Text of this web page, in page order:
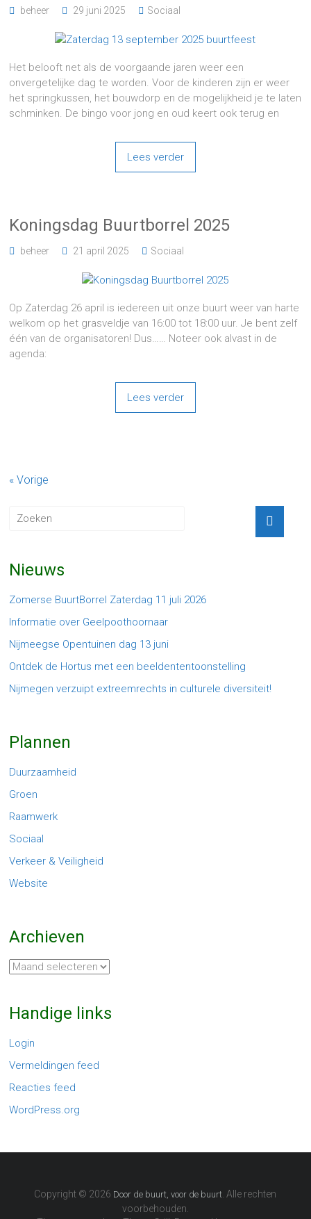
beheer 29 juni 2025 Sociaal
Het belooft net als de voorgaande jaren weer een
onvergetelijke dag te worden. Voor de kinderen zijn er weer
het springkussen, het bouwdorp en de mogelijkheid je te laten
schminken. De bingo voor jong en oud keert ook terug en
Lees verder
Koningsdag Buurtborrel 2025
beheer 21 april 2025 Sociaal
Op Zaterdag 26 april is iedereen uit onze buurt weer van harte
welkom op het grasveldje van 16:00 tot 18:00 uur. Je bent zelf
één van de organisatoren! Dus…… Noteer ook alvast in de
agenda:
Lees verder
« Vorige
Nieuws
Zomerse BuurtBorrel Zaterdag 11 juli 2026
Informatie over Geelpoothoornaar
Nijmeegse Opentuinen dag 13 juni
Ontdek de Hortus met een beeldententoonstelling
Nijmegen verzuipt extreemrechts in culturele diversiteit!
Plannen
Duurzaamheid
Groen
Raamwerk
Sociaal
Verkeer & Veiligheid
Website
Archieven
Archieven
Handige links
Login
Vermeldingen feed
Reacties feed
WordPress.org
Copyright © 2026 Door de buurt, voor de buurt . Alle rechten
voorbehouden.